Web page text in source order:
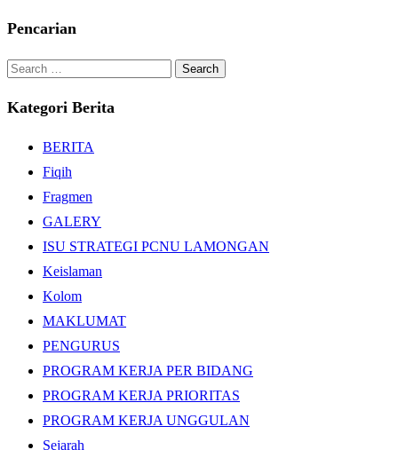
Pencarian
Search
Kategori Berita
BERITA
Fiqih
Fragmen
GALERY
ISU STRATEGI PCNU LAMONGAN
Keislaman
Kolom
MAKLUMAT
PENGURUS
PROGRAM KERJA PER BIDANG
PROGRAM KERJA PRIORITAS
PROGRAM KERJA UNGGULAN
Sejarah